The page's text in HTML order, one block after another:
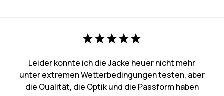
Leider konnte ich die Jacke heuer nicht mehr
unter extremen Wetterbedingungen testen, aber
die Qualität, die Optik und die Passform haben